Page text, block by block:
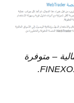
– متوفرة